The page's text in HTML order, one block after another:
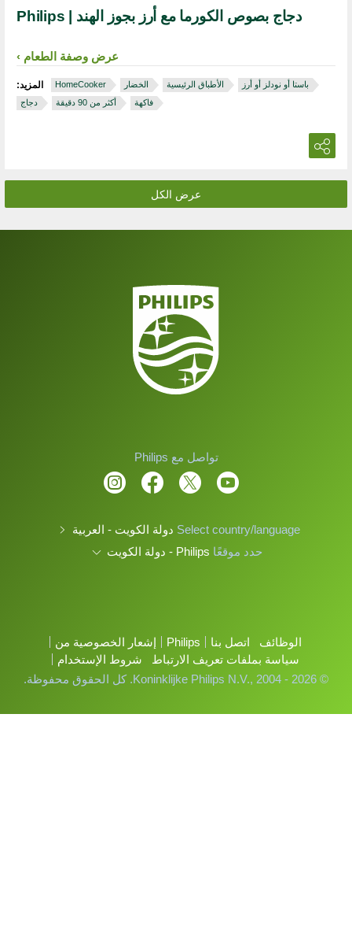
دجاج بصوص الكورما مع أرز بجوز الهند | Philips
عرض وصفة الطعام
المزيد: HomeCooker الخضار الأطباق الرئيسية
باستا أو نودلز أو أرز
دجاج
أكثر من 90 دقيقة فاكهة
عرض الكل
تواصل مع Philips
Select country/language دولة الكويت - العربية
حدد موقعًاPhilips - دولة الكويت
الوظائف اتصل بنا Philips
إشعار الخصوصية من
سياسة بملفات تعريف الارتباط
شروط الإستخدام
© Koninklijke Philips N.V., 2004 - 2026. كل الحقوق محفوظة.